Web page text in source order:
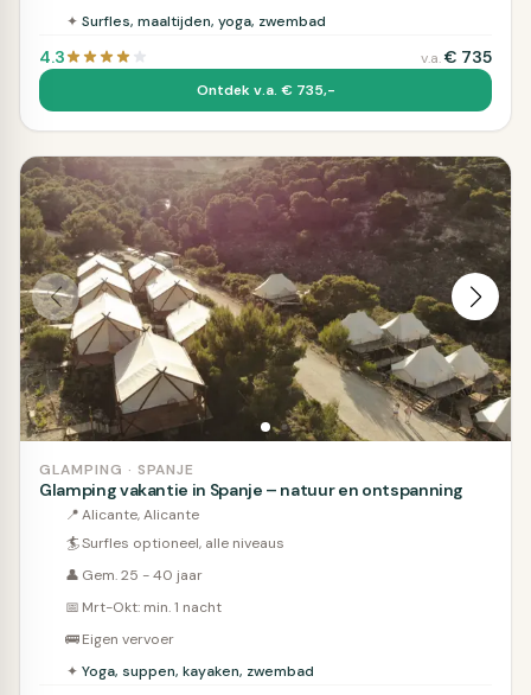
✦ Surfles, maaltijden, yoga, zwembad
4.3 v.a.€ 735
Ontdek v.a. € 735,-
GLAMPING · SPANJE
Glamping vakantie in Spanje – natuur en ontspanning
📍Alicante, Alicante
🏄Surfles optioneel, alle niveaus
👤 Gem. 25 - 40 jaar
📅 Mrt-Okt: min. 1 nacht
🚌Eigen vervoer
✦ Yoga, suppen, kayaken, zwembad